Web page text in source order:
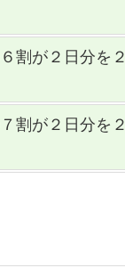
割が２日分を２
割が２日分を２